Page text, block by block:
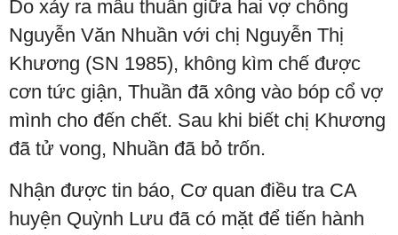
Do xảy ra mâu thuẫn giữa hai vợ chồng
Nguyễn Văn Nhuần với chị Nguyễn Thị
Khương (SN 1985), không kìm chế được
cơn tức giận, Thuần đã xông vào bóp cổ vợ
mình cho đến chết. Sau khi biết chị Khương
đã tử vong, Nhuần đã bỏ trốn.
Nhận được tin báo, Cơ quan điều tra CA
huyện Quỳnh Lưu đã có mặt để tiến hành